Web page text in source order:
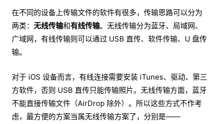
在不同的设备上传输文件的软件有很多，传输思路可以分为
两类： 无线传输和有线传输。无线传输分为蓝牙、局域网、
广域网，有线传输则可以通过 USB 直传、软件传输、U 盘传
输。
对于 iOS 设备而言，有线连接需要安装 iTunes、驱动、第三
方软件，否则 USB 直传只能传输照片。无线传输方面，蓝牙
不能直接传输文件（AirDrop 除外）。所以这些方式不作考
虑，最方便的方案当属无线传输方案了，分别是——